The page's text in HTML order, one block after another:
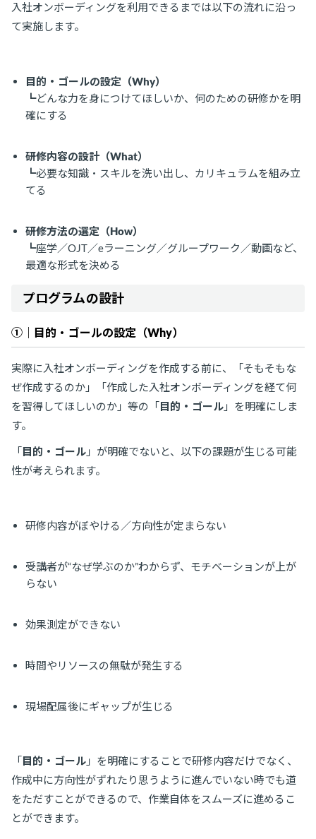
入社オンボーディングを利用できるまでは以下の流れに沿っ
て実施します。
目的・ゴールの設定（Why）
┗どんな力を身につけてほしいか、何のための研修かを明
確にする
研修内容の設計（What）
┗必要な知識・スキルを洗い出し、カリキュラムを組み立
てる
研修方法の選定（How）
┗座学／OJT／eラーニング／グループワーク／動画など、
最適な形式を決める
プログラムの設計
①｜目的・ゴールの設定（Why）
実際に入社オンボーディングを作成する前に、「そもそもな
ぜ作成するのか」「作成した入社オンボーディングを経て何
を習得してほしいのか」等の「目的・ゴール 」を明確にしま
す。
「目的・ゴール 」が明確でないと、以下の課題が生じる可能
性が考えられます。
研修内容がぼやける／方向性が定まらない
受講者が“なぜ学ぶのか”わからず、モチベーションが上が
らない
効果測定ができない
時間やリソースの無駄が発生する
現場配属後にギャップが生じる
「目的・ゴール 」を明確にすることで研修内容だけでなく、
作成中に方向性がずれたり思うように進んでいない時でも道
をただすことができるので、作業自体をスムーズに進めるこ
とができます。